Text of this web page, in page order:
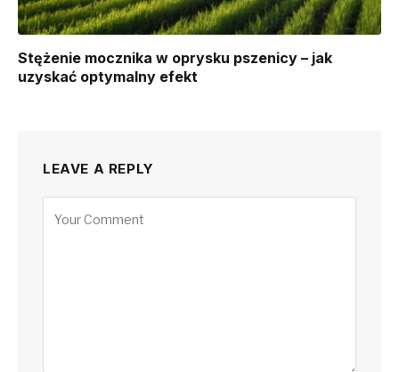
Stężenie mocznika w oprysku pszenicy – jak
uzyskać optymalny efekt
LEAVE A REPLY